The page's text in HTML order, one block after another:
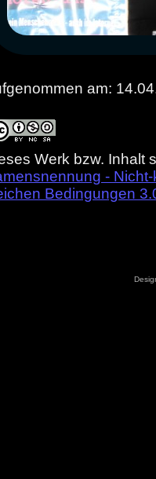
am:
Werk bzw. Inhalt
-
Bedingungen